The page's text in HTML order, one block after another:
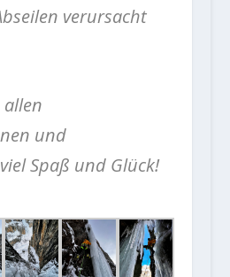
verursacht
allen
und
Spaß und Glück!